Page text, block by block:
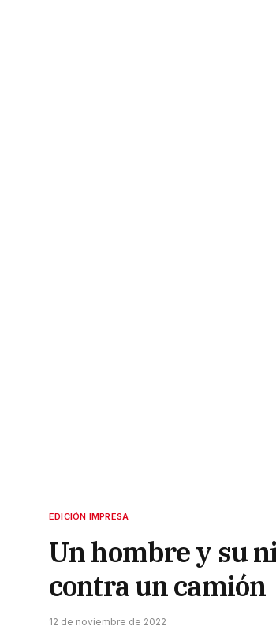
EDICIÓN IMPRESA
Un hombre y su
contra un camión
12 de noviembre de 2022